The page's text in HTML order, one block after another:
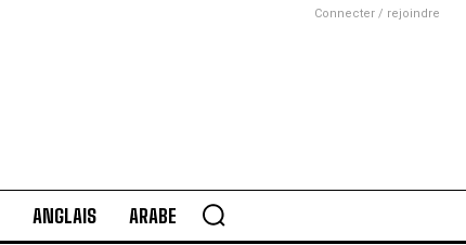
Connecter / rejoindre
ANGLAIS ARABE